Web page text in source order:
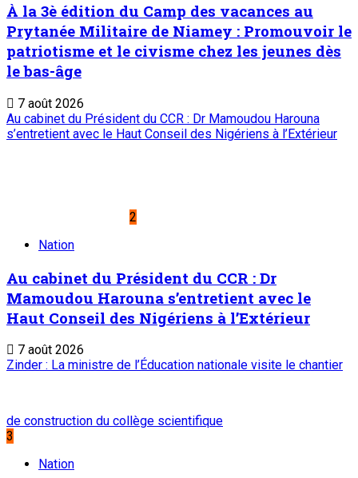
À la 3è édition du Camp des vacances au
Prytanée Militaire de Niamey : Promouvoir le
patriotisme et le civisme chez les jeunes dès
le bas-âge
7 août 2026
Au cabinet du Président du CCR : Dr Mamoudou Harouna
s’entretient avec le Haut Conseil des Nigériens à l’Extérieur
2
Nation
Au cabinet du Président du CCR : Dr
Mamoudou Harouna s’entretient avec le
Haut Conseil des Nigériens à l’Extérieur
7 août 2026
Zinder : La ministre de l’Éducation nationale visite le chantier
de construction du collège scientifique
3
Nation